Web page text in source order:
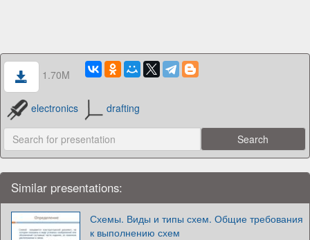
1.70M
electronics drafting
Similar presentations:
Схемы. Виды и типы схем. Общие требования
к выполнению схем